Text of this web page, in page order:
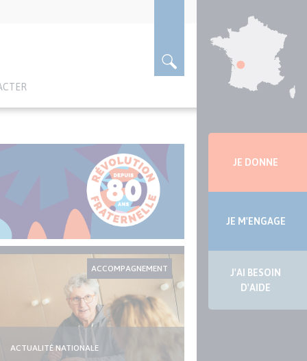
ACCOMPAGNEMENT
ACTUALITÉ NATIONALE
latéraleJE DONNE
JE M'ENGAGE
J'AI BESOIN
D'AIDE